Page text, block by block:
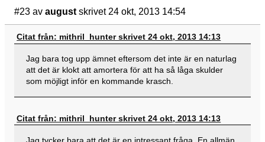
#23 av august skrivet 24 okt, 2013 14:54
Citat från: mithril_hunter skrivet 24 okt, 2013 14:13
Jag bara tog upp ämnet eftersom det inte är en naturlag
att det är klokt att amortera för att ha så låga skulder
som möjligt inför en kommande krasch.
Citat från: mithril_hunter skrivet 24 okt, 2013 14:13